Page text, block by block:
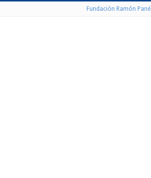
Fundación Ramón Pané